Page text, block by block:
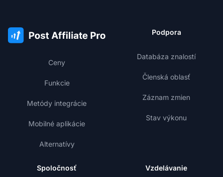
Ceny
Funkcie
Metódy integrácie
Mobilné aplikácie
Alternatívy
Podpora
Databáza znalostí
Členská oblasť
Záznam zmien
Stav výkonu
Spoločnosť Vzdelávanie